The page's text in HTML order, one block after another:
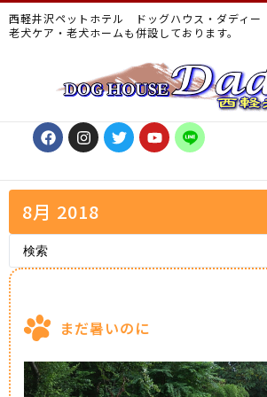
西軽井沢ペットホテル ドッグハウス・ダディー
老犬ケア・老犬ホームも併設しております。
8月 2018
まだ暑いのに